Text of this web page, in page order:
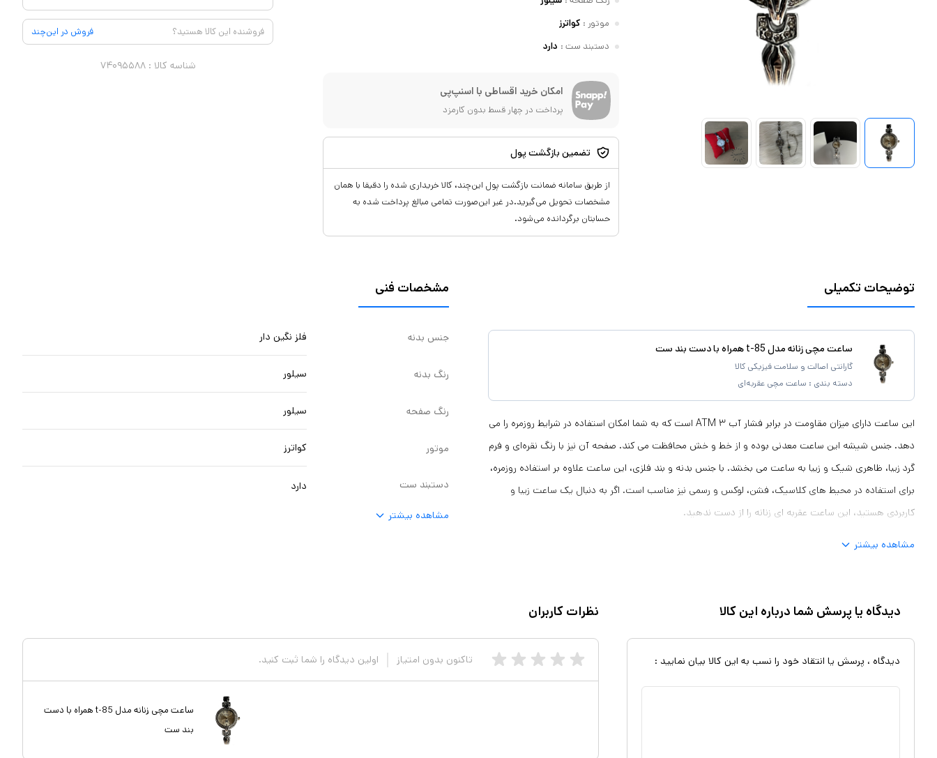
موتور : کواترز
دستبند ست : دارد
امکان خرید اقساطی با اسنپ‌پی
پرداخت در چهار قسط بدون کارمزد
تضمین بازگشت پول
از طریق سامانه ضمانت بازگشت پول این‌چند، کالا خریداری شده را دقیقا با همان
مشخصات تحویل می‌گیرید.در غیر این‌صورت تمامی مبالغ پرداخت شده به
حسابتان برگردانده می‌شود.
فروشنده این کالا هستید؟ فروش در این‌چند
شناسه کالا :۷۴۰۹۵۵۸۸
توضیحات تکمیلی
ساعت مچی زنانه مدل t-85 همراه با دست بند ست
گارانتی اصالت و سلامت فیزیکی کالا
دسته بندی : ساعت مچی عقربه‌ای
این ساعت دارای میزان مقاومت در برابر فشار آب ۳ ATM است که به شما امکان استفاده در شرایط روزمره را می
دهد. جنس شیشه این ساعت معدنی بوده و از خط و خش محافظت می کند. صفحه آن نیز با رنگ نقره‌ای و فرم
گرد زیبا، ظاهری شیک و زیبا به ساعت می بخشد. با جنس بدنه و بند فلزی، این ساعت علاوه بر استفاده روزمره،
برای استفاده در محیط های کلاسیک، فشن، لوکس و رسمی نیز مناسب است. اگر به دنبال یک ساعت زیبا و
کاربردی هستید، این ساعت عقربه ای زنانه را از دست ندهید.
مشاهده بیشتر
مشخصات فنی
جنس بدنه فلز نگین دار
رنگ بدنه سیلور
رنگ صفحه سیلور
موتور کواترز
دستبند ست دارد
مشاهده بیشتر
دیدگاه یا پرسش شما درباره این کالا
دیدگاه ، پرسش یا انتقاد خود را نسب به این کالا بیان نمایید :
نظرات کاربران
تاکنون بدون امتیاز اولین دیدگاه را شما ثبت کنید.
ساعت مچی زنانه مدل t-85 همراه با دست
بند ست